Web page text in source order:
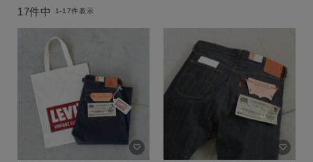
商品タイプ
通常商品 予約商品
セール
価格
WEB限定
在庫なし含む
17件中 1-17件表示